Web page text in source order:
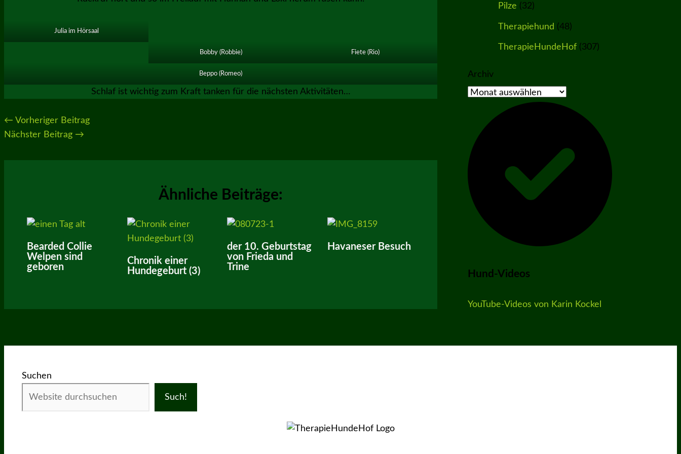
Julia im Hörsaal
Bobby (Robbie) Fiete (Rio)
Beppo (Romeo)
Schlaf ist wichtig zum Kraft tanken für die nächsten Aktivitäten…
← Vorheriger Beitrag
Nächster Beitrag →
Ähnliche Beiträge:
Bearded Collie
Welpen sind
geboren
Chronik einer
Hundegeburt (3)
der 10. Geburtstag
von Frieda und
Trine
Havaneser Besuch
Pilze (32)
Therapiehund (48)
TherapieHundeHof (307)
Archiv
Hund-Videos
YouTube-Videos von Karin Kockel
Suchen
Such!